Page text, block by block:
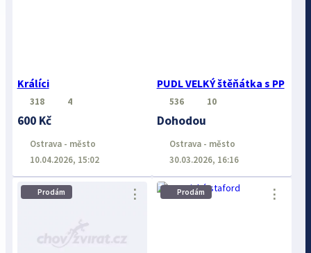
Králíci
318 4
600 Kč
Ostrava - město
10.04.2026, 15:02
PUDL VELKÝ štěňátka s PP
536 10
Dohodou
Ostrava - město
30.03.2026, 16:16
Prodám ⋮ Prodám ⋮